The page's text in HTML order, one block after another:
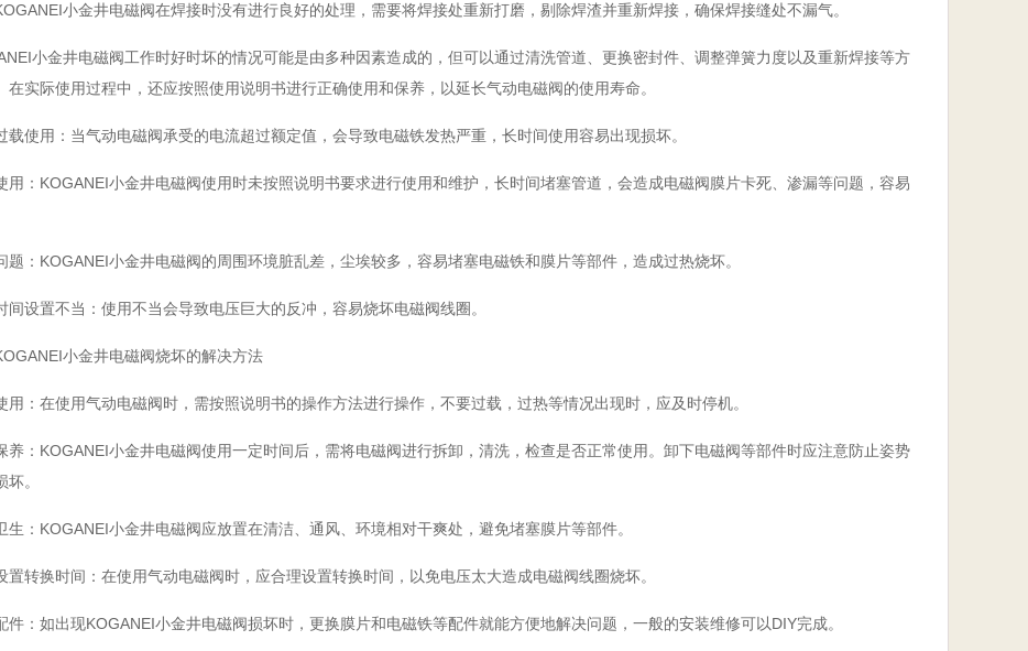
小金井电磁阀在焊接时没有进行良好的处理，需要将焊接处重新打磨，剔除焊渣并重新焊接，确保焊接缝处不漏气。
小金井电磁阀工作时好时坏的情况可能是由多种因素造成的，但可以通过清洗管道、更换密封件、调整弹簧力度以及重新焊接等方
在实际使用过程中，还应按照使用说明书进行正确使用和保养，以延长气动电磁阀的使用寿命。
用：当气动电磁阀承受的电流超过额定值，会导致电磁铁发热严重，长时间使用容易出现损坏。
KOGANEI小金井电磁阀使用时未按照说明书要求进行使用和维护，长时间堵塞管道，会造成电磁阀膜片卡死、渗漏等问题，容易
KOGANEI小金井电磁阀的周围环境脏乱差，尘埃较多，容易堵塞电磁铁和膜片等部件，造成过热烧坏。
置不当：使用不当会导致电压巨大的反冲，容易烧坏电磁阀线圈。
小金井电磁阀烧坏的解决方法
在使用气动电磁阀时，需按照说明书的操作方法进行操作，不要过载，过热等情况出现时，应及时停机。
KOGANEI小金井电磁阀使用一定时间后，需将电磁阀进行拆卸，清洗，检查是否正常使用。卸下电磁阀等部件时应注意防止姿势
。
KOGANEI小金井电磁阀应放置在清洁、通风、环境相对干爽处，避免堵塞膜片等部件。
换时间：在使用气动电磁阀时，应合理设置转换时间，以免电压太大造成电磁阀线圈烧坏。
如出现KOGANEI小金井电磁阀损坏时，更换膜片和电磁铁等配件就能方便地解决问题，一般的安装维修可以DIY完成。